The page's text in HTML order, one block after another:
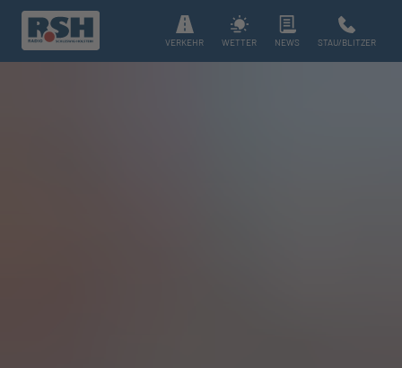
VERKEHR WETTER NEWS STAU/BLITZER